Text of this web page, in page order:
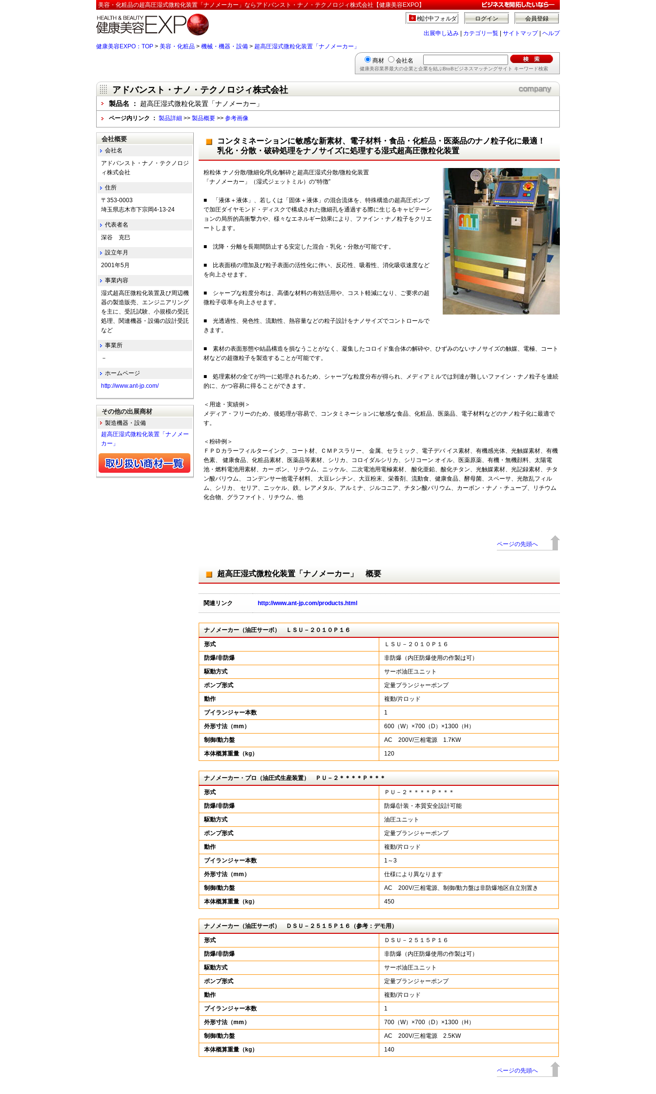
美容・化粧品の超高圧湿式微粒化装置「ナノメーカー」ならアドバンスト・ナノ・テクノロジィ株式会社【健康美容EXPO】
会員登録
ログイン
検討中フォルダ
出展申し込み カテゴリ一覧 サイトマップ| ヘルプ
健康美容EXPO：TOP > 美容・化粧品 > 機械・機器・設備 > 超高圧湿式微粒化装置「ナノメーカー」
商材 会社名
健康美容業界最大の企業と企業を結ぶBtoBビジネスマッチングサイト キーワード検索
アドバンスト・ナノ・テクノロジィ株式会社
製品名 ： 超高圧湿式微粒化装置「ナノメーカー」
ページ内リンク ： 製品詳細 >> 製品概要 >> 参考画像
コンタミネーションに敏感な新素材、電子材料・食品・化粧品・医薬品のナノ粒子化に最適！
乳化・分散・破砕処理をナノサイズに処理する湿式超高圧微粒化装置
粉粒体 ナノ分散/微細化/乳化/解砕と超高圧湿式分散/微粒化装置
「ナノメーカー」（湿式ジェットミル）の“特徴”
■ 「液体＋液体」、若しくは「固体＋液体」の混合流体を、特殊構造の超高圧ポンプ
で加圧ダイヤモンド・ディスクで構成された微細孔を通過する際に生じるキャビテーシ
ョンの局所的高衝撃力や、様々なエネルギー効果により、ファイン・ナノ粒子をクリエ
ートします。
■ 沈降・分離を長期間防止する安定した混合・乳化・分散が可能です。
■ 比表面積の増加及び粒子表面の活性化に伴い、反応性、吸着性、消化吸収速度など
を向上させます。
■ シャープな粒度分布は、高価な材料の有効活用や、コスト軽減になり、ご要求の超
微粒子収率を向上させます。
■ 光透過性、発色性、流動性、熱容量などの粒子設計をナノサイズでコントロールで
きます。
■ 素材の表面形態や結晶構造を損なうことがなく、凝集したコロイド集合体の解砕や、ひずみのないナノサイズの触媒、電極、コート
材などの超微粒子を製造することが可能です。
■ 処理素材の全てが均一に処理されるため、シャープな粒度分布が得られ、メディアミルでは到達が難しいファイン・ナノ粒子を連続
的に、かつ容易に得ることができます。
＜用途・実績例＞
メディア・フリーのため、後処理が容易で、コンタミネーションに敏感な食品、化粧品、医薬品、電子材料などのナノ粒子化に最適で
す。
＜粉砕例＞
ＦＰＤカラーフィルターインク、コート材、ＣＭＰスラリー、 金属、セラミック、電子デバ イス素材、有機感光体、光触媒素材、有機
色素、 健康食品、化粧品素材、医薬品等素材、シリカ、コロイダルシリカ、シリコーン オイル、医薬原薬、有機・無機顔料、太陽電
池・燃料電池用素材、カー ボン、リチウム、ニッケル、二次電池用電極素材、 酸化亜鉛、酸化チタン、光触媒素材、光記録素材、チタ
ン酸バリウム、 コンデンサー他電子材料、 大豆レシチン、大豆粉末、栄養剤、流動食、健康食品、酵母菌、スペーサ、光散乱フィル
ム、シリカ、 セリア、ニッケル、鉄、レアメタル、アルミナ、ジルコニア、チタン酸バリウム、カーボン・ナノ・チューブ、リチウム
化合物、グラファイト、リチウム、他
ページの先頭へ
超高圧湿式微粒化装置「ナノメーカー」 概要
関連リンク http://www.ant-jp.com/products.html
ナノメーカー（油圧サーボ） ＬＳＵ－２０１０Ｐ１６
形式
ＬＳＵ－２０１０Ｐ１６
防爆/非防爆
非防爆（内圧防爆使用の作製は可）
駆動方式
サーボ油圧ユニット
ポンプ形式
定量プランジャーポンプ
動作
複動/片ロッド
プイランジャー本数
1
外形寸法（mm）
600（W）×700（D）×1300（H）
制御/動力盤
AC 200V/三相電源 1.7KW
本体概算重量（kg）
120
ナノメーカー・プロ（油圧式生産装置） ＰＵ－２＊＊＊＊Ｐ＊＊＊
形式
ＰＵ－２＊＊＊＊Ｐ＊＊＊
防爆/非防爆
防爆/計装・本質安全設計可能
駆動方式
油圧ユニット
ポンプ形式
定量プランジャーポンプ
動作
複動/片ロッド
プイランジャー本数
1～3
外形寸法（mm）
仕様により異なります
制御/動力盤
AC 200V/三相電源、制御/動力盤は非防爆地区自立別置き
本体概算重量（kg）
450
ナノメーカー（油圧サーボ） ＤＳＵ－２５１５Ｐ１６（参考：デモ用）
形式
ＤＳＵ－２５１５Ｐ１６
防爆/非防爆
非防爆（内圧防爆使用の作製は可）
駆動方式
サーボ油圧ユニット
ポンプ形式
定量プランジャーポンプ
動作
複動/片ロッド
プイランジャー本数
1
外形寸法（mm）
700（W）×700（D）×1300（H）
制御/動力盤
AC 200V/三相電源 2.5KW
本体概算重量（kg）
140
ページの先頭へ
会社概要
会社名
アドバンスト・ナノ・テクノロジ
ィ株式会社
住所
〒353-0003
埼玉県志木市下宗岡4-13-24
代表者名
深谷 克巳
設立年月
2001年5月
事業内容
湿式超高圧微粒化装置及び周辺機
器の製造販売、エンジニアリング
を主に、受託試験、小規模の受託
処理、関連機器・設備の設計受託
など
事業所
－
ホームページ
http://www.ant-jp.com/
その他の出展商材
製造機器・設備
超高圧湿式微粒化装置「ナノメー
カー」